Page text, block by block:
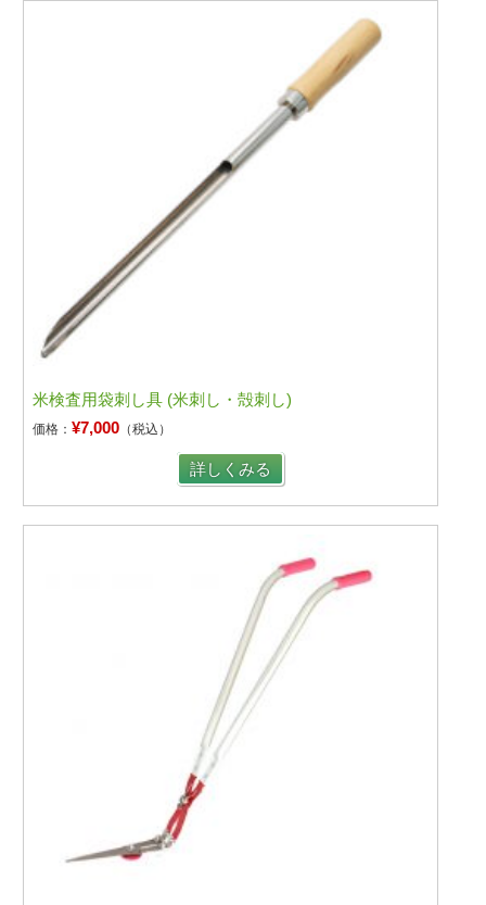
米検査用袋刺し具 (米刺し・殻刺し)
価格：¥7,000 （税込）
詳しくみる